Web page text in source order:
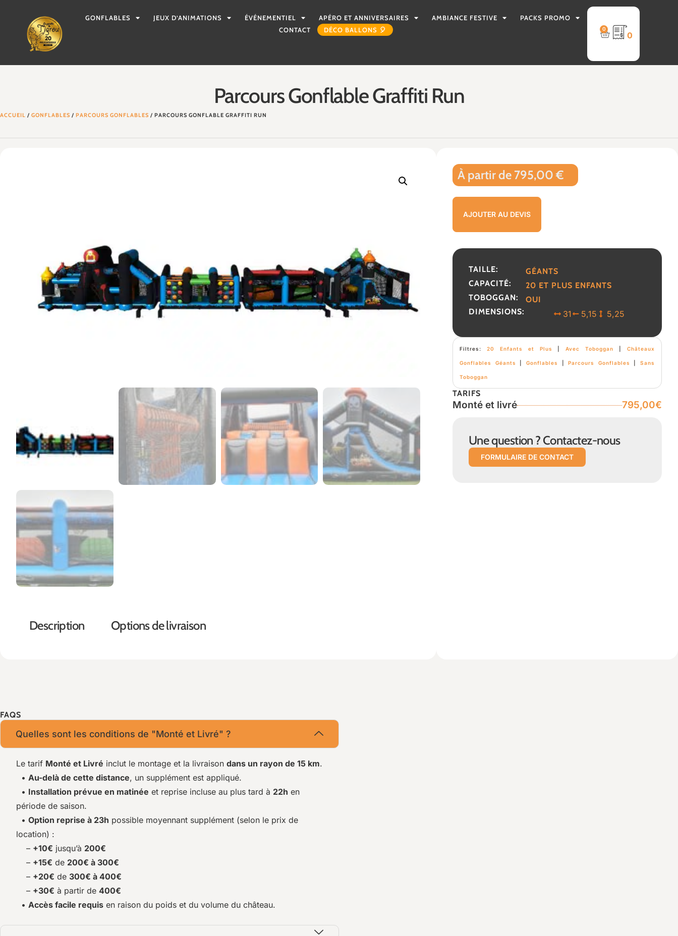
GONFLABLES JEUX D’ANIMATIONS ÉVÉNEMENTIEL APÉRO ET ANNIVERSAIRES AMBIANCE FESTIVE
PACKS PROMO
CONTACT
DÉCO BALLONS 🎈 0
0
Parcours Gonflable Graffiti Run
ACCUEIL / GONFLABLES / PARCOURS GONFLABLES / PARCOURS GONFLABLE GRAFFITI RUN
À partir de 795,00 €
AJOUTER AU DEVIS
TAILLE:
GÉANTS
CAPACITÉ:
20 ET PLUS ENFANTS
TOBOGGAN:
OUI
DIMENSIONS:
31 5,15 5,25
Filtres: 20 Enfants et Plus |Avec Toboggan |Châteaux
Gonflables Géants Gonflables |Parcours Gonflables |Sans
Toboggan
TARIFS
Monté et livré 795,00€
Une question ? Contactez-nous
FORMULAIRE DE CONTACT
Description Options de livraison
FAQS
Quelles sont les conditions de "Monté et Livré" ?
Le tarif Monté et Livré inclut le montage et la livraison dans un rayon de 15 km.
• Au-delà de cette distance, un supplément est appliqué.
• Installation prévue en matinée et reprise incluse au plus tard à 22h en
période de saison.
• Option reprise à 23h possible moyennant supplément (selon le prix de
location) :
– +10€ jusqu’à 200€
– +15€ de 200€ à 300€
– +20€ de 300€ à 400€
– +30€ à partir de 400€
• Accès facile requis en raison du poids et du volume du château.